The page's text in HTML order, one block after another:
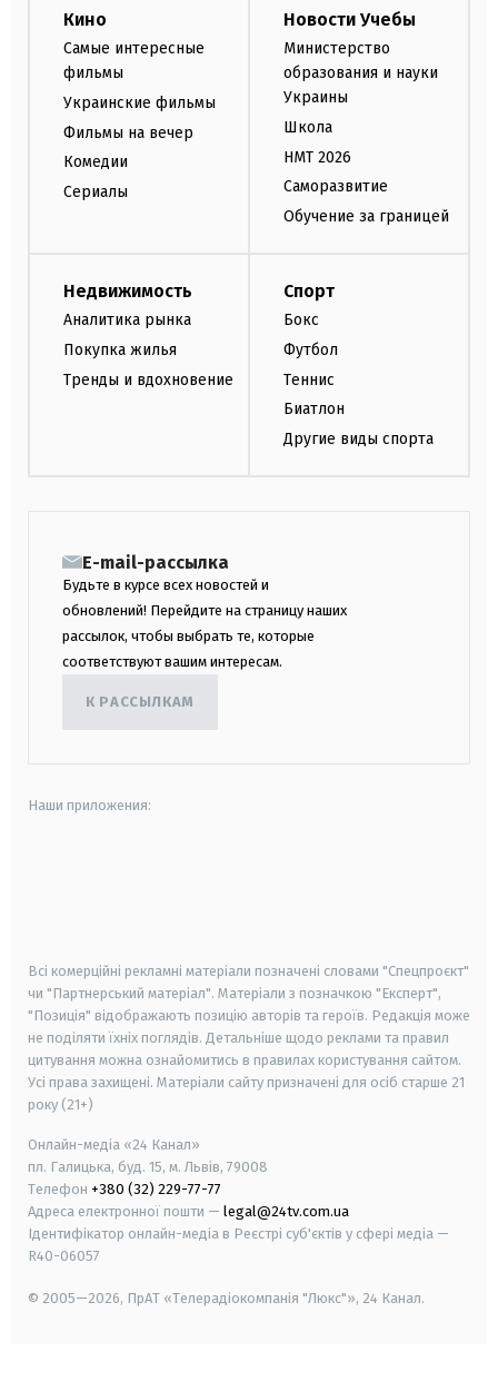
Кино
Самые интересные
фильмы
Украинские фильмы
Фильмы на вечер
Комедии
Сериалы
Новости Учебы
Министерство
образования и науки
Украины
Школа
НМТ 2026
Саморазвитие
Обучение за границей
Недвижимость
Аналитика рынка
Покупка жилья
Тренды и вдохновение
Спорт
Бокс
Футбол
Теннис
Биатлон
Другие виды спорта
E-mail-рассылка
Будьте в курсе всех новостей и
обновлений! Перейдите на страницу наших
рассылок, чтобы выбрать те, которые
соответствуют вашим интересам.
К РАССЫЛКАМ
Наши приложения:
Всі комерційні рекламні матеріали позначені словами "Спецпроєкт"
чи "Партнерський матеріал". Матеріали з позначкою "Експерт",
"Позиція" відображають позицію авторів та героїв. Редакція може
не поділяти їхніх поглядів. Детальніше щодо реклами та правил
цитування можна ознайомитись в правилах користування сайтом.
Усі права захищені. Матеріали сайту призначені для осіб старше 21
року (21+)
Онлайн-медіа «24 Канал»
пл. Галицька, буд. 15, м. Львів, 79008
Телефон +380 (32) 229-77-77
Адреса електронної пошти — legal@24tv.com.ua
Ідентифікатор онлайн-медіа в Реєстрі суб'єктів у сфері медіа —
R40-06057
© 2005—2026, ПрАТ «Телерадіокомпанія "Люкс"», 24 Канал.